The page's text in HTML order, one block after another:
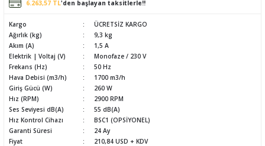
6.263,57 TL'den başlayan taksitlerle!!
Kargo
ÜCRETSİZ KARGO
Ağırlık (kg)
9,3 kg
Akım (A)
1,5 A
Elektrik | Voltaj (V)
Monofaze / 230 V
Frekans (Hz)
50 Hz
Hava Debisi (m3/h)
1700 m3/h
Giriş Gücü (W)
260 W
Hız (RPM)
2900 RPM
Ses Seviyesi dB(A)
55 dB(A)
Hız Kontrol Cihazı
BSC1 (OPSİYONEL)
Garanti Süresi
24 Ay
Fiyat
210,84 USD + KDV